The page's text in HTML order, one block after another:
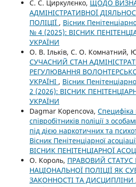
С. С. Циркулєнко, ЩОДО
АДМІНІСТРАТИВНОЇ
ПОЛІЦІЇ , Вісник
№ 4 (2025): ВІСНИК
УКРАЇНИ
О. В. Ільків, С. О. Комнатний,
СУЧАСНИЙ СТАН
РЕГУЛЮВАННЯ
УКРАЇНІ , Вісник
2 (2026): ВІСНИК
УКРАЇНИ
Dagmar Kopencova, Специфіка
співробітників поліції з
під дією наркотичних та
Вісник Пенітенціарної
ВІСНИК ПЕНІТЕНЦІАРНОЇ
О. Король, ПРАВОВИЙ СТАТУС
НАЦІОНАЛЬНОЇ ПОЛІЦІЇ ЯК
ЗАКОННОСТІ ТА ДИСЦИПЛІНИ